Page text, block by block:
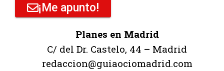
¡Me apunto!
Planes en Madrid
C/ del Dr. Castelo, 44 – Madrid
redaccion@guiaociomadrid.com